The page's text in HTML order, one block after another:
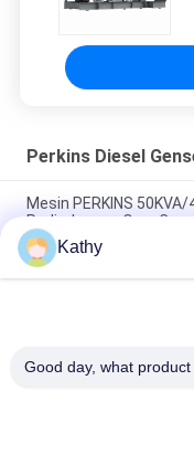
Perkins Diesel
Mesin PERKINS
Perlindungan Over
Generator PERKINS
Suhu Lingkungan -25°C
Generator PERKINS
Kathy
Good day, what